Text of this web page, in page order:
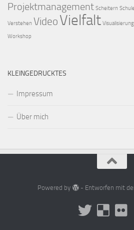
Projektmanagement Scheitern Schule
Verstehen Video Vielfalt Visualisierung
Workshop
KLEINGEDRUCKTES
Impressum
Über mich
Powered by - Entworfen mit